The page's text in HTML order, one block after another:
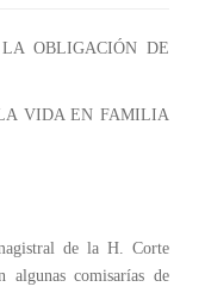
OBLIGACIÓN DE
VIDA EN FAMILIA
de la H. Corte
algunas comisarías de